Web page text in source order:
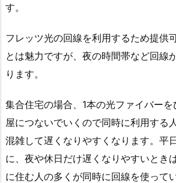
す。
フレッツ光の回線を利用するため提供
とは魅力ですが、夜の時間帯など回線
ります。
集合住宅の場合、1本の光ファイバー
屋につないでいくので同時に利用する
混雑して遅くなりやすくなります。平
に、夜や休日だけ遅くなりやすいとき
に住む人の多くが同時に回線を使って